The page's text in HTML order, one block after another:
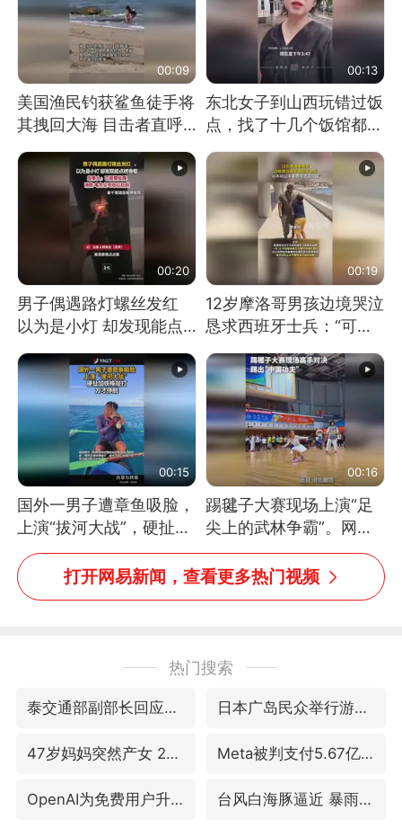
00:09
美国渔民钓获鲨鱼徒手将
其拽回大海 目击者直呼
消息）
00:13
东北女子到山西玩错过饭
点，找了十几个饭馆都没
00:20
男子偶遇路灯螺丝发红
以为是小灯 却发现能点
处理
00:19
12岁摩洛哥男孩边境哭泣
恳求西班牙士兵：“可不
00:15
国外一男子遭章鱼吸脸，
上演“拔河大战”，硬扯加
铁棒敲打方才挣脱
00:16
踢毽子大赛现场上演“足
尖上的武林争霸”。网
友：这哪是踢毽子，分明
是武侠片现场！#睡个好
打开网易新闻，查看更多热门视频
热门搜索
泰交通部副部长回应中国游客遭歧视 日本广岛民众举行游行反对政府行径
47岁妈妈突然产女 26岁女儿：很震惊 Meta被判支付5.67亿美元
OpenAI为免费用户升级GPT-5.6 Luna 台风白海豚逼近 暴雨大暴雨来袭